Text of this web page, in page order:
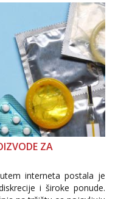
ZA
interneta postala je
i široke ponude.